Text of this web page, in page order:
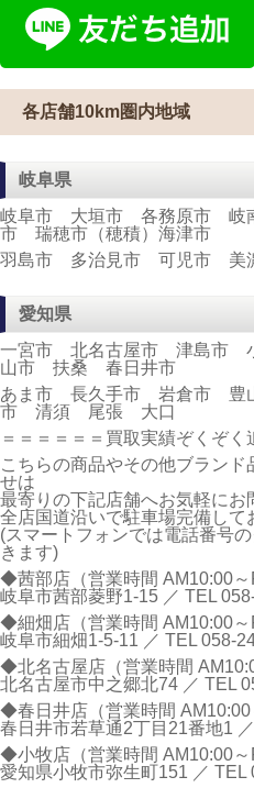
各店舗10km圏内地域
岐阜県
岐阜市 大垣市 各務原市
市 瑞穂市（穂積）海津市
羽島市 多治見市 可児市 美
愛知県
一宮市 北名古屋市 津島市
山市 扶桑 春日井市
あま市 長久手市 岩倉市
市 清須 尾張 大口
＝＝＝＝＝＝買取実績ぞくぞく
こちらの商品やその他ブラン
せは
最寄りの下記店舗へお気軽にお
全店国道沿いで駐車場完備して
(スマートフォンでは電話番号
きます)
◆茜部店（営業時間 AM10:00～
岐阜市茜部菱野1-15 ／ TEL
◆細畑店（営業時間 AM10:00～
岐阜市細畑1-5-11 ／ TEL 058-
◆北名古屋店（営業時間
北名古屋市中之郷北74 ／ TEL
◆春日井店（営業時間 AM10:00
春日井市若草通2丁目21番地1
◆小牧店（営業時間 AM10:00～
愛知県小牧市弥生町151 ／ TEL